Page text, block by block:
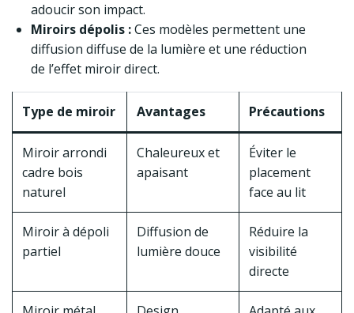
adoucir son impact.
Miroirs dépolis :Ces modèles permettent une
diffusion diffuse de la lumière et une réduction
de l’effet miroir direct.
Type de miroir Avantages Précautions
Miroir arrondi
cadre bois
naturel
Chaleureux et
apaisant
Éviter le
placement
face au lit
Miroir à dépoli
partiel
Diffusion de
lumière douce
Réduire la
visibilité
directe